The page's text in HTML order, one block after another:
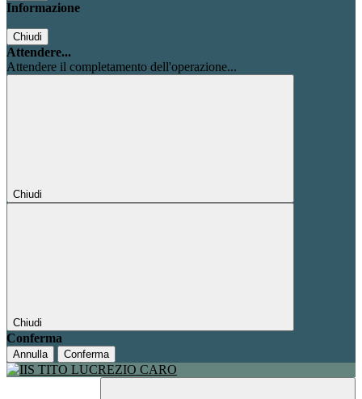
Informazione
Chiudi
Attendere...
Attendere il completamento dell'operazione...
Chiudi
Chiudi
Conferma
Annulla Conferma